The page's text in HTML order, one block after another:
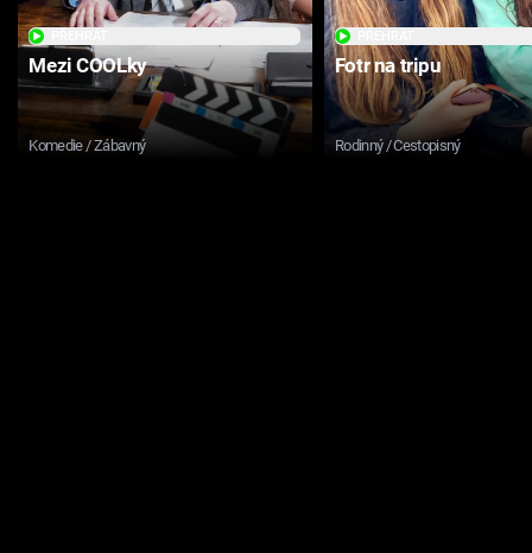
Mezi COOLky
Komedie / Zábavný
Fotr na tripu
Rodinný / Cestopisný